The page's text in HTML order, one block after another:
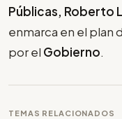
Públicas, Roberto
enmarca en el plan
por el Gobierno.
TEMAS RELACIONADOS